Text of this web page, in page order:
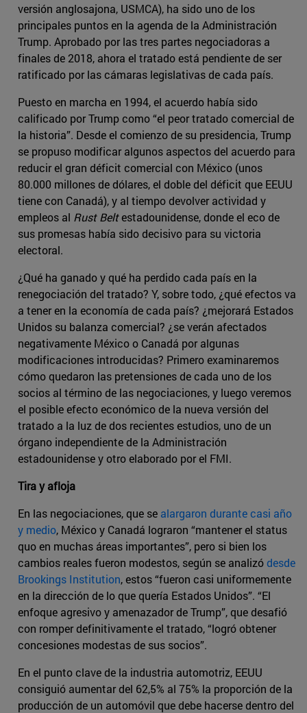
versión anglosajona, USMCA), ha sido uno de los
principales puntos en la agenda de la Administración
Trump. Aprobado por las tres partes negociadoras a
finales de 2018, ahora el tratado está pendiente de ser
ratificado por las cámaras legislativas de cada país.
Puesto en marcha en 1994, el acuerdo había sido
calificado por Trump como “el peor tratado comercial de
la historia”. Desde el comienzo de su presidencia, Trump
se propuso modificar algunos aspectos del acuerdo para
reducir el gran déficit comercial con México (unos
80.000 millones de dólares, el doble del déficit que EEUU
tiene con Canadá), y al tiempo devolver actividad y
empleos al Rust Beltestadounidense, donde el eco de
sus promesas había sido decisivo para su victoria
electoral.
¿Qué ha ganado y qué ha perdido cada país en la
renegociación del tratado? Y, sobre todo, ¿qué efectos va
a tener en la economía de cada país? ¿mejorará Estados
Unidos su balanza comercial? ¿se verán afectados
negativamente México o Canadá por algunas
modificaciones introducidas? Primero examinaremos
cómo quedaron las pretensiones de cada uno de los
socios al término de las negociaciones, y luego veremos
el posible efecto económico de la nueva versión del
tratado a la luz de dos recientes estudios, uno de un
órgano independiente de la Administración
estadounidense y otro elaborado por el FMI.
Tira y afloja
En las negociaciones, que se alargaron durante casi año
y medio, México y Canadá lograron “mantener el status
quo en muchas áreas importantes”, pero si bien los
cambios reales fueron modestos, según se analizódesde
Brookings Institution, estos “fueron casi uniformemente
en la dirección de lo que quería Estados Unidos”. “El
enfoque agresivo y amenazador de Trump”, que desafió
con romper definitivamente el tratado, “logró obtener
concesiones modestas de sus socios”.
En el punto clave de la industria automotriz, EEUU
consiguió aumentar del 62,5% al 75% la proporción de la
producción de un automóvil que debe hacerse dentro del